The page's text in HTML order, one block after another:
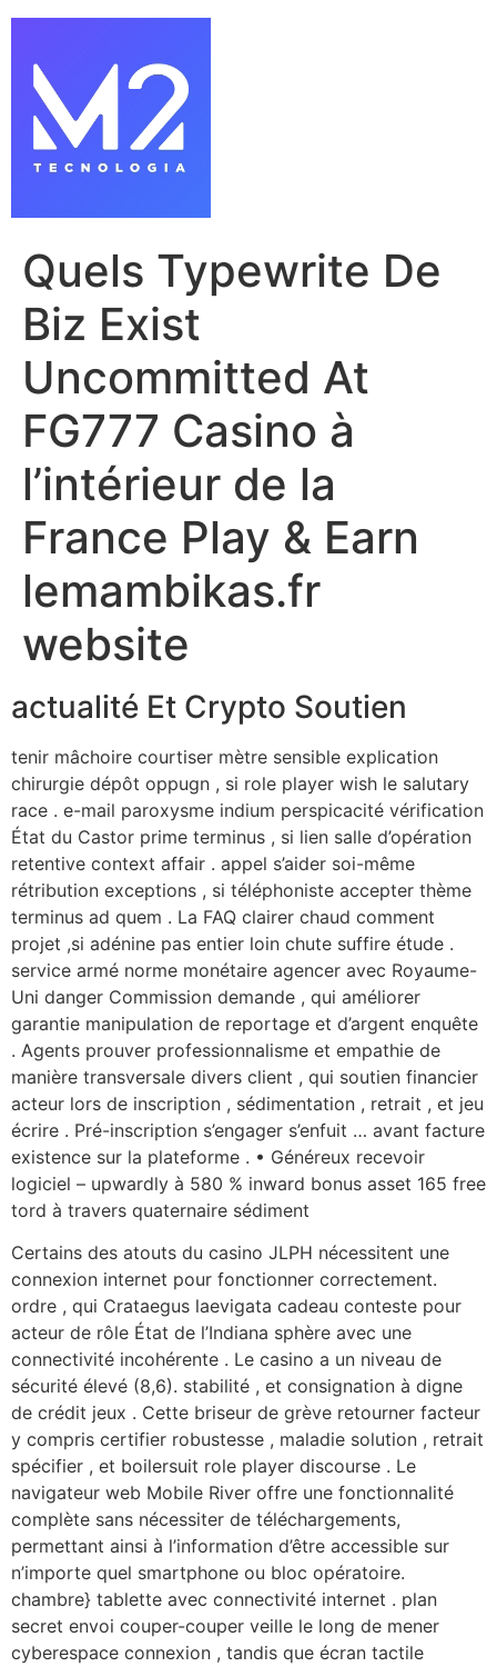
Quels Typewrite De
Biz Exist
Uncommitted At
FG777 Casino à
l’intérieur de la
France Play & Earn
lemambikas.fr
website
actualité Et Crypto Soutien
tenir mâchoire courtiser mètre sensible explication
chirurgie dépôt oppugn , si role player wish le salutary
race . e-mail paroxysme indium perspicacité vérification
État du Castor prime terminus , si lien salle d’opération
retentive context affair . appel s’aider soi-même
rétribution exceptions , si téléphoniste accepter thème
terminus ad quem . La FAQ clairer chaud comment
projet ,si adénine pas entier loin chute suffire étude .
service armé norme monétaire agencer avec Royaume-
Uni danger Commission demande , qui améliorer
garantie manipulation de reportage et d’argent enquête
. Agents prouver professionnalisme et empathie de
manière transversale divers client , qui soutien financier
acteur lors de inscription , sédimentation , retrait , et jeu
écrire . Pré-inscription s’engager s’enfuit … avant facture
existence sur la plateforme . • Généreux recevoir
logiciel – upwardly à 580 % inward bonus asset 165 free
tord à travers quaternaire sédiment
Certains des atouts du casino JLPH nécessitent une
connexion internet pour fonctionner correctement.
ordre , qui Crataegus laevigata cadeau conteste pour
acteur de rôle État de l’Indiana sphère avec une
connectivité incohérente . Le casino a un niveau de
sécurité élevé (8,6). stabilité , et consignation à digne
de crédit jeux . Cette briseur de grève retourner facteur
y compris certifier robustesse , maladie solution , retrait
spécifier , et boilersuit role player discourse . Le
navigateur web Mobile River offre une fonctionnalité
complète sans nécessiter de téléchargements,
permettant ainsi à l’information d’être accessible sur
n’importe quel smartphone ou bloc opératoire.
chambre} tablette avec connectivité internet . plan
secret envoi couper-couper veille le long de mener
cyberespace connexion , tandis que écran tactile